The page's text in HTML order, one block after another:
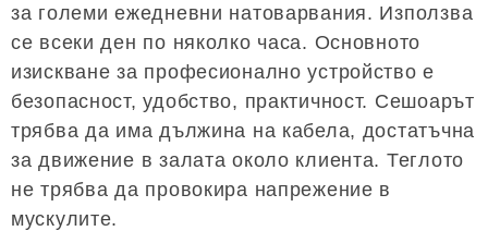
за големи ежедневни натоварвания. Използва
се всеки ден по няколко часа. Основното
изискване за професионално устройство е
безопасност, удобство, практичност. Сешоарът
трябва да има дължина на кабела, достатъчна
за движение в залата около клиента. Теглото
не трябва да провокира напрежение в
мускулите.